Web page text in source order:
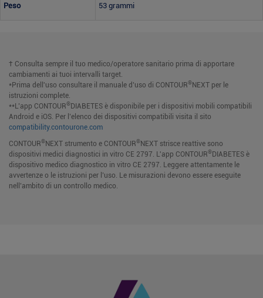
Peso 53 grammi
† Consulta sempre il tuo medico/operatore sanitario prima di apportare
cambiamenti ai tuoi intervalli target.
*Prima dell'uso consultare il manuale d’uso di CONTOUR®NEXT per le
istruzioni complete.
**L’app CONTOUR®DIABETES è disponibile per i dispositivi mobili compatibili
Android e iOS. Per l’elenco dei dispositivi compatibili visita il sito
compatibility.contourone.com
CONTOUR®NEXT strumento e CONTOUR®NEXT strisce reattive sono
dispositivi medici diagnostici in vitro CE 2797. L'app CONTOUR®DIABETES è
dispositivo medico diagnostico in vitro CE 2797. Leggere attentamente le
avvertenze o le istruzioni per l’uso. Le misurazioni devono essere eseguite
nell’ambito di un controllo medico.